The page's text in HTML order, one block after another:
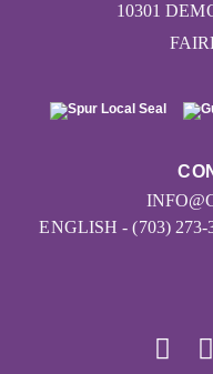
ENGLISH - (703) 273-
10301